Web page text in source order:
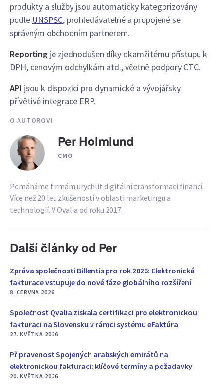
produkty a služby jsou automaticky kategorizovány
podle UNSPSC, prohledávatelné a propojené se
správným obchodním partnerem.
Reporting je zjednodušen díky okamžitému přístupu k
DPH, cenovým odchylkám atd., včetně podpory CTC.
API jsou k dispozici pro dynamické a vývojářsky
přívětivé integrace ERP.
O AUTOROVI
Per Holmlund
CMO
Pomáháme firmám urychlit digitální transformaci financí.
Více než 20 let zkušeností v oblasti marketingu a
technologií. V Qvalia od roku 2017.
Další články od Per
Zpráva společnosti Billentis pro rok 2026: Elektronická
fakturace vstupuje do nové fáze globálního rozšíření
8. ČERVNA 2026
Společnost Qvalia získala certifikaci pro elektronickou
fakturaci na Slovensku v rámci systému eFaktúra
27. KVĚTNA 2026
Připravenost Spojených arabských emirátů na
elektronickou fakturaci: klíčové termíny a požadavky
20. KVĚTNA 2026